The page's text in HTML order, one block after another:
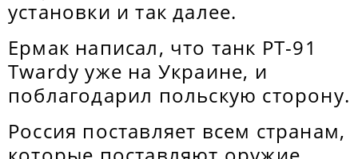
установки и так далее.
Ермак написал, что танк PT-91
Twardy уже на Украине, и
поблагодарил польскую сторону.
Россия поставляет всем странам,